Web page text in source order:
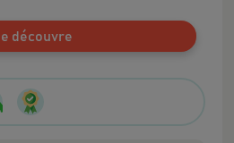
découvre